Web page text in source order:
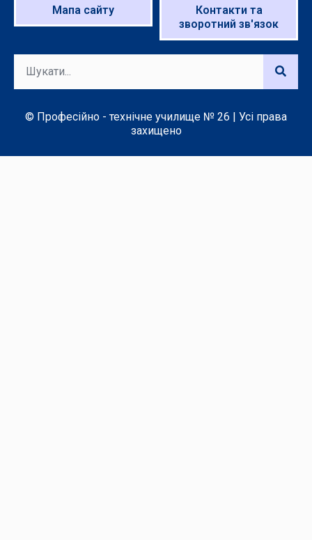
Мапа сайту
Контакти та
зворотний зв'язок
© Професійно - технічне училище № 26 | Усі права
захищено